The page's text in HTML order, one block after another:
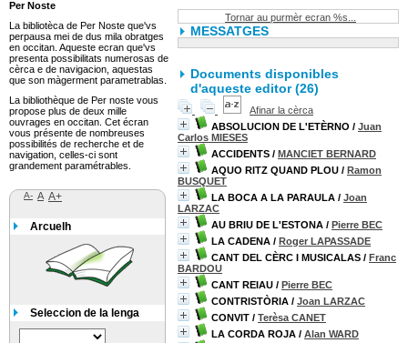
Tornar au purmèr ecran %s...
MESSATGES
Documents disponibles
d'aqueste editor (26)
Afinar la cèrca
ABSOLUCION DE L'ETÈRNO / Juan
Carlos MIESES
ACCIDENTS / MANCIET BERNARD
AQUO RITZ QUAND PLOU / Ramon
BUSQUET
LA BOCA A LA PARAULA / Joan
LARZAC
AU BRIU DE L'ESTONA / Pierre BEC
LA CADENA / Roger LAPASSADE
CANT DEL CÈRC I MUSICALAS / Franc
BARDOU
CANT REIAU / Pierre BEC
CONTRISTÒRIA / Joan LARZAC
CONVIT / Terèsa CANET
LA CORDA ROJA / Alan WARD
Per Noste
La bibliotèca de Per Noste que'vs
perpausa mei de dus mila obratges
en occitan. Aqueste ecran que'vs
presenta possibilitats numerosas de
cèrca e de navigacion, aquestas
que son màgerment parametrablas.
La bibliothèque de Per noste vous
propose plus de deux mille
ouvrages en occitan. Cet écran
vous présente de nombreuses
possibilités de recherche et de
navigation, celles-ci sont
grandement paramétrables.
A- A A+
Arcuelh
Seleccion de la lenga